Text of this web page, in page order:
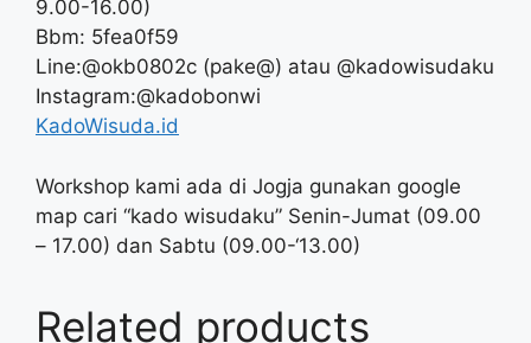
9.00-16.00)
Bbm: 5fea0f59
Line:@okb0802c (pake@) atau @kadowisudaku
Instagram:@kadobonwi
KadoWisuda.id
Workshop kami ada di Jogja gunakan google
map cari “kado wisudaku” Senin-Jumat (09.00
– 17.00) dan Sabtu (09.00-‘13.00)
Related products